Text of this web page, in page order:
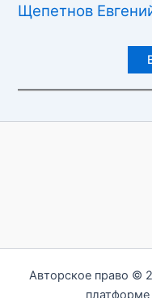
Щепетнов
Авторское право ©
платформе